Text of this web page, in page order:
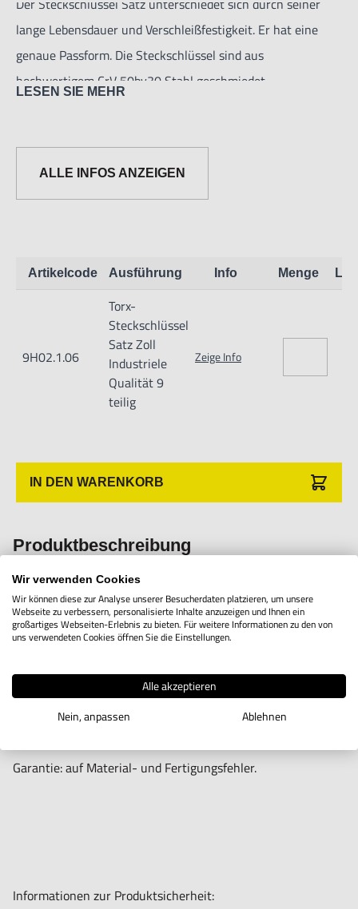
Der Steckschlüssel Satz unterschiedet sich durch seiner
lange Lebensdauer und Verschleißfestigkeit. Er hat eine
genaue Passform. Die Steckschlüssel sind aus
hochwertigem CrV 50bv30 Stahl geschmiedet.
Garantie: auf Material- und Fertigungsfehler.
Informationen zur Produktsicherheit:
Nur für technisch versierte und mit dem Produkt vertraute
Anwender sowie Handwerker geeignet.
Nur für den vorhergesehenen Verwendungszweck geeignet.
Unsachgemäße Verwendung kann zu Schäden und
Importeur/Hersteller:
YATO
LESEN SIE MEHR
ALLE INFOS ANZEIGEN
Artikelcode Ausführung Info Menge
9H02.1.06
Torx-
Steckschlüssel
Satz Zoll
Industriele
Qualität 9
teilig
Zeige Info
IN DEN WARENKORB
Produktbeschreibung
Der Steckschlüssel Satz unterschiedet sich durch seiner
lange Lebensdauer und Verschleißfestigkeit. Er hat eine
genaue Passform. Die Steckschlüssel sind aus hochwertigem
Oberfläche: Chrom mattiert.
Garantie: auf Material- und Fertigungsfehler.
Informationen zur Produktsicherheit:
Wir verwenden Cookies
Wir können diese zur Analyse unserer Besucherdaten platzieren, um unsere
Webseite zu verbessern, personalisierte Inhalte anzuzeigen und Ihnen ein
großartiges Webseiten-Erlebnis zu bieten. Für weitere Informationen zu den von
uns verwendeten Cookies öffnen Sie die Einstellungen.
Alle akzeptieren
Nein, anpassen
Ablehnen